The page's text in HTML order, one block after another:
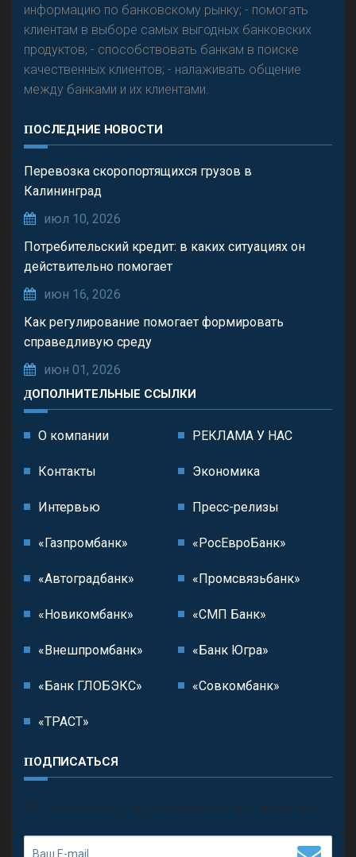
информацию по банковскому рынку; - помогать
клиентам в выборе самых выгодных банковских
продуктов; - способствовать банкам в поиске
качественных клиентов; - налаживать общение
между банками и их клиентами.
ПОСЛЕДНИЕ НОВОСТИ
Перевозка скоропортящихся грузов в
Калининград
июл 10, 2026
Потребительский кредит: в каких ситуациях он
действительно помогает
июн 16, 2026
Как регулирование помогает формировать
справедливую среду
июн 01, 2026
ДОПОЛНИТЕЛЬНЫЕ ССЫЛКИ
О компании РЕКЛАМА У НАС
Контакты Экономика
Интервью Пресс-релизы
«Газпромбанк» «РосЕвроБанк»
«Автоградбанк» «Промсвязьбанк»
«Новикомбанк» «СМП Банк»
«Внешпромбанк» «Банк Югра»
«Банк ГЛОБЭКС» «Совкомбанк»
«ТРАСТ»
ПОДПИСАТЬСЯ
П олучить последние обновления и предложения.